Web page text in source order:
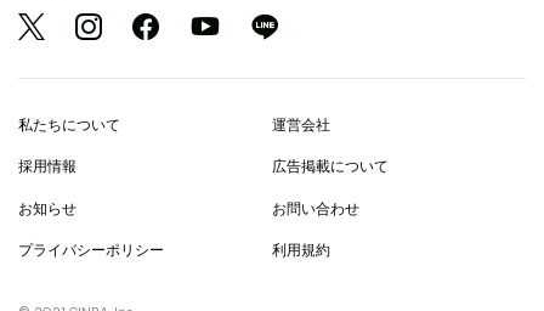
私たちについて 運営会社
採用情報 広告掲載について
お知らせ お問い合わせ
プライバシーポリシー 利用規約